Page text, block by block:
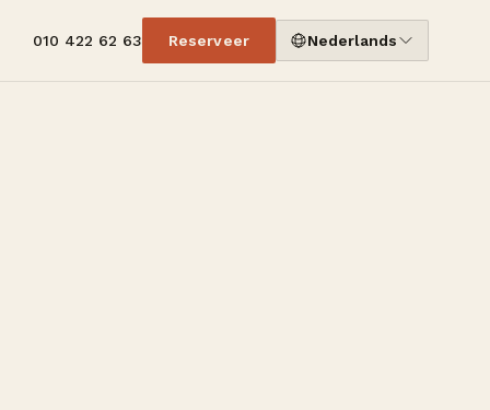
010 422 62 63 Reserveer Nederlands